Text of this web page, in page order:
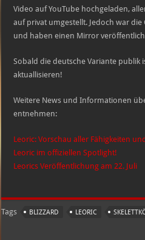
Video auf YouTube hochgeladen,
auf privat umgestellt. Jedoch war
und haben einen Mirror
Sobald die deutsche Variante publik
aktuallisieren!
Weitere News und Informationen
entnehmen:
Leoric: Vorschau aller Fähigkeiten
Leoric im offiziellen Spotlight!
Leorics Veröffentlichung am 22. Juli
Tags BLIZZARD LEORIC